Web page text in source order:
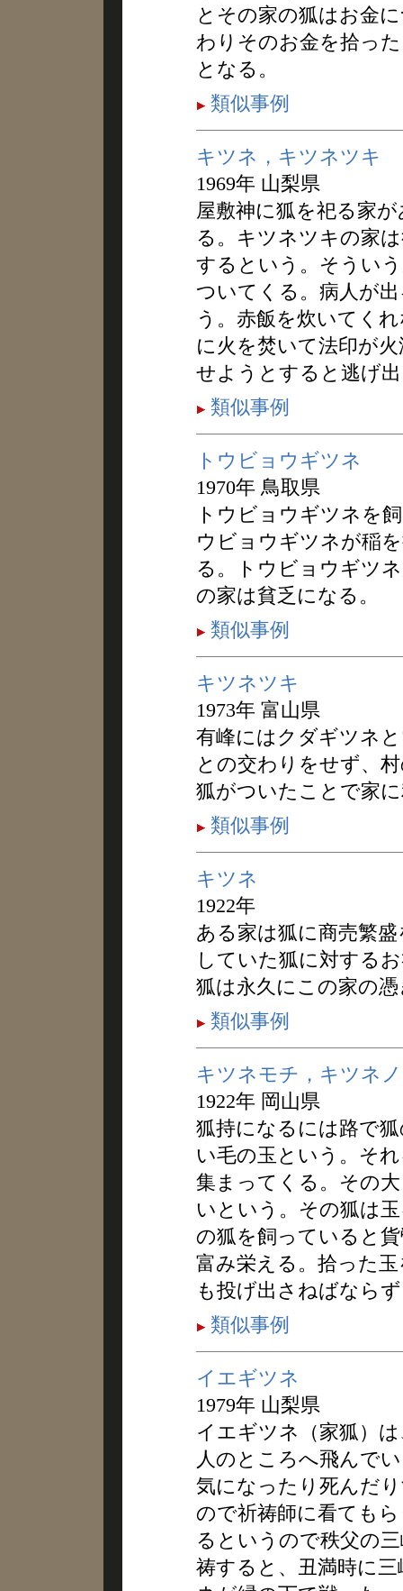
とその家の狐はお金
わりそのお金を拾っ
となる。
類似事例
キツネ，キツネツキ
1969年 山梨県
屋敷神に狐を祀る家
る。キツネツキの家
するという。そうい
ついてくる。病人が
う。赤飯を炊いてく
に火を焚いて法印が
せようとすると逃げ
類似事例
トウビョウギツネ
1970年 鳥取県
トウビョウギツネを
ウビョウギツネが稲
る。トウビョウギツ
の家は貧乏になる。
類似事例
キツネツキ
1973年 富山県
有峰にはクダギツネ
との交わりをせず、
狐がついたことで家
類似事例
キツネ
1922年
ある家は狐に商売繁
していた狐に対する
狐は永久にこの家の
類似事例
キツネモチ，キツネ
1922年 岡山県
狐持になるには路で
い毛の玉という。そ
集まってくる。その
いという。その狐は
の狐を飼っていると
富み栄える。拾った
も投げ出さねばなら
類似事例
イエギツネ
1979年 山梨県
イエギツネ（家狐）
人のところへ飛んで
気になったり死んだ
ので祈祷師に看ても
るというので秩父の
祷すると、丑満時に